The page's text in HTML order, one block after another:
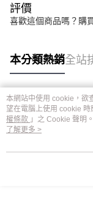
評價
喜歡這個商品嗎？購
本分類熱銷全站
熱門標籤
本網站中使用 cookie，欲
望在電腦上使用 cookie
權條款 」之 Cookie 聲明
用條款之 Cookie 聲明使用
了解更多 >